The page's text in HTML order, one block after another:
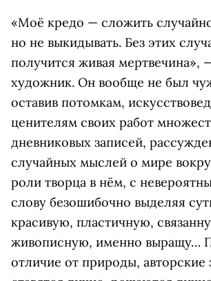
«Моё кредо — сложить
но не выкидывать. Без этих
получится живая мертвечина»,
художник. Он вообще не был
оставив потомкам,
ценителям своих работ
дневниковых записей,
случайных мыслей о мире
роли творца в нём, с
слову безошибочно выделяя
красивую, пластичную,
живописную, именно выращу…
отличие от природы, авторские